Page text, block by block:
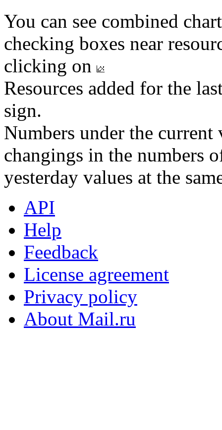
You can see combined
checking boxes near
clicking on
Resources added for the
sign.
Numbers under the
changings in the numbers
yesterday values at the
API
Help
Feedback
License agreement
Privacy policy
About Mail.ru